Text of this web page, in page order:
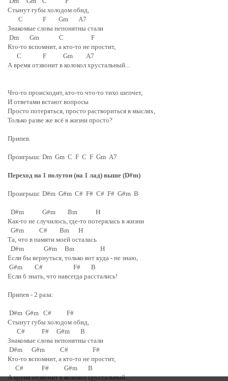
Стынут губы холодом обид,
C F Gm A7
Знакомые слова непонятны стали
Dm Gm C F
Кто-то вспомнит, а кто-то не простит,
C F Gm A7
А время отзвонит в колокол хрустальный...
Что-то происходит, кто-то что-то тихо шепчет,
И ответами встают вопросы
Просто потеряться, просто раствориться в мыслях,
Только разве же всё в жизни просто?
Припев.
Проигрыш: Dm Gm C F C F Gm A7
Переход на 1 полутон (на 1 лад) выше (D#m)
Проигрыш: D#m G#m C# F# C# F# G#m B
D#m G#m Bm H
Как-то не случилось, где-то потерялась в жизни
G#m C# Bm H
Та, что в памяти моей осталась
D#m G#m Bm H
Если бы вернуться, только вот куда - не знаю,
G#m C# F# B
Если б знать, что навсегда расстались!
Припев - 2 раза:
D#m G#m C# F#
Стынут губы холодом обид,
C# F# G#m B
Знакомые слова непонятны стали
D#m G#m C# F#
Кто-то вспомнит, а кто-то не простит,
C# F# G#m B
А время отзвонит в колокол хрустальный...